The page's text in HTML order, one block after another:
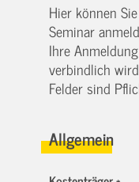
Hier können
Seminar
Ihre
verbindlich
Felder sind
Allgemein